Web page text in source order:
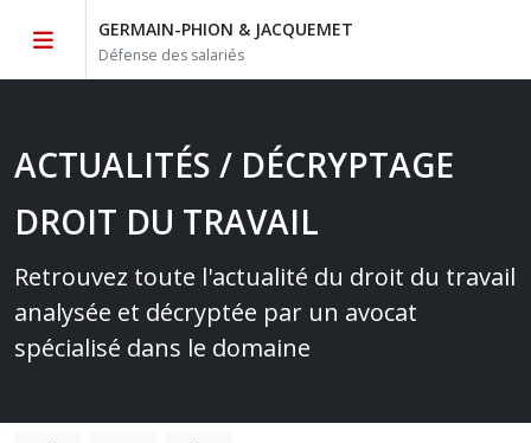
GERMAIN-PHION & JACQUEMET
Défense des salariés
ACTUALITÉS / DÉCRYPTAGE
DROIT DU TRAVAIL
Retrouvez toute l'actualité du droit du travail
analysée et décryptée par un avocat
spécialisé dans le domaine